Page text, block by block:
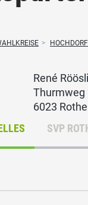
> HOCHDORF
René Röösli
Thurmweg
6023
SVP